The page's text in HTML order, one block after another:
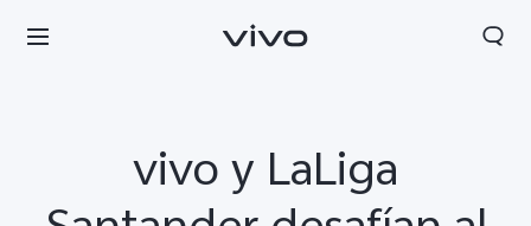
vivo y LaLiga